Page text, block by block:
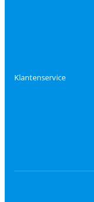
Klantenservice